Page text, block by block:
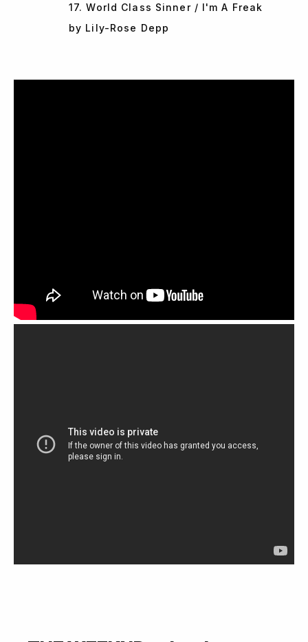
17. World Class Sinner / I'm A Freak
by Lily-Rose Depp